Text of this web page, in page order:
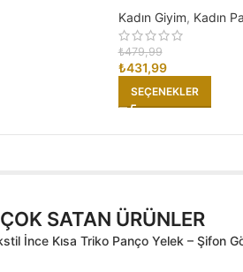
Kadın Giyim, Kadın
₺479,99
₺431,99
SEÇENEKLER
ÇOK SATAN ÜRÜNLER
İnce Kısa Triko Panço Yelek – Şifon